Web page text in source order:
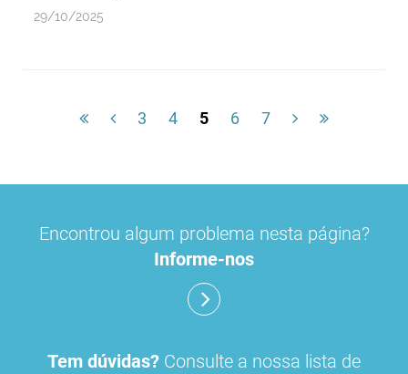
29/10/2025
3 4 5 6 7
Encontrou algum problema nesta página?
Informe-nos
Tem dúvidas? Consulte a nossa lista de